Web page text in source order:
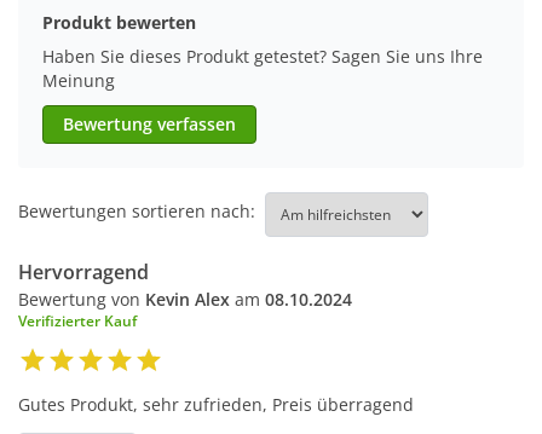
Produkt bewerten
Haben Sie dieses Produkt getestet? Sagen Sie uns Ihre
Meinung
Bewertung verfassen
Bewertungen sortieren nach:
Hervorragend
Bewertung von Kevin Alex am 08.10.2024
Verifizierter Kauf
Gutes Produkt, sehr zufrieden, Preis überragend